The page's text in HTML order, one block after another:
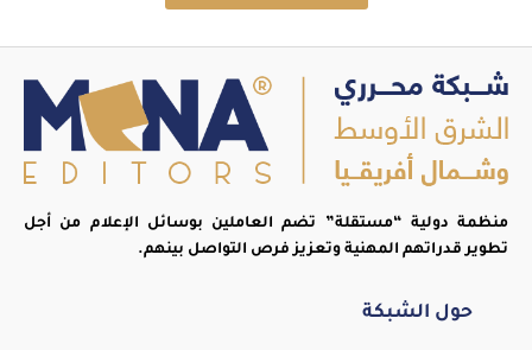
منظمة دولية “مستقلة” تضم العاملين بوسائل الإعلام من أجل
تطوير قدراتهم المهنية وتعزيز فرص التواصل بينهم.
حول الشبكة